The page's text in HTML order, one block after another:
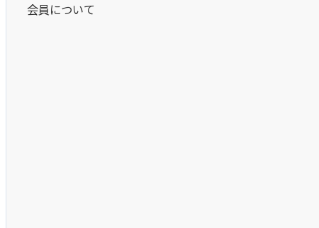
会員について